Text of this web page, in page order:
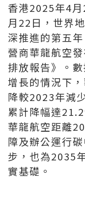
香港2025年4月
月22日，世界
深推進的第五
營商華龍航空
排放報告》。
增長的情況下
降較2023年減
累計降幅達
華龍航空距離
障及辦公運行
步，也為2035
實基礎。